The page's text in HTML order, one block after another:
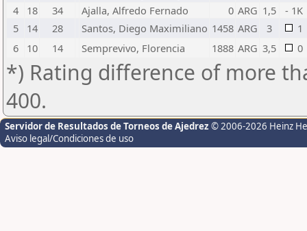
4
18 34 Ajalla, Alfredo Fernado 0 ARG 1,5
- 1K
5
14 28 Santos, Diego Maximiliano 1458 ARG 3
1
6
10 14 Semprevivo, Florencia 1888 ARG 3,5 0
*) Rating difference of more
400.
Servidor de Resultados de Torneos de Ajedrez © 2006-2026 Heinz
Aviso legal/Condiciones de uso